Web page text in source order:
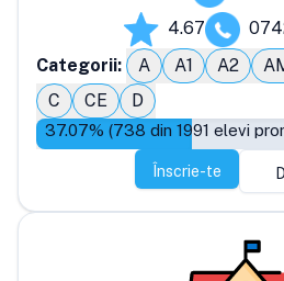
4.67
Categorii:
A A1 A2
C
CE D
37.07% (738 din 1991 elevi
Înscrie-te